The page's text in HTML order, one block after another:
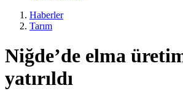
Haberler
Tarım
Niğde’de elma
yatırıldı